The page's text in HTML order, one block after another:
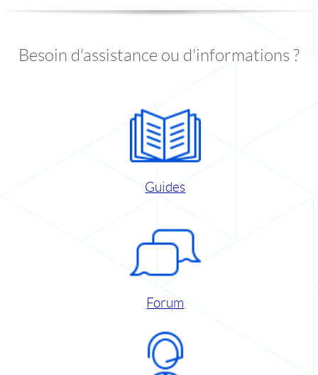
Besoin d'assistance ou d'informations ?
Guides
Forum